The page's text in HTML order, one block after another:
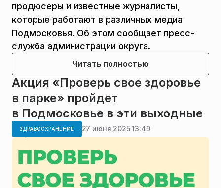
продюсеры и известные журналисты,
которые работают в различных медиа
Подмосковья. Об этом сообщает пресс-
служба администрации округа.
Читать полностью
Акция «Проверь свое здоровье
в парке» пройдет
в Подмосковье в эти выходные
ЗДРАВООХРАНЕНИЕ 27 июня 2025 13:49